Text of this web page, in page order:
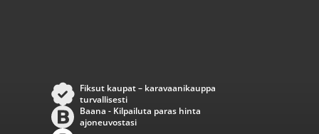
Fiksut kaupat – karavaanikauppa
turvallisesti
Baana - Kilpailuta paras hinta
ajoneuvostasi